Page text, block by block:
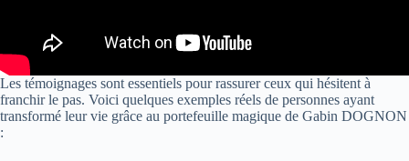
Les témoignages sont essentiels pour rassurer ceux qui hésitent à
franchir le pas. Voici quelques exemples réels de personnes ayant
transformé leur vie grâce au portefeuille magique de Gabin DOGNON
: